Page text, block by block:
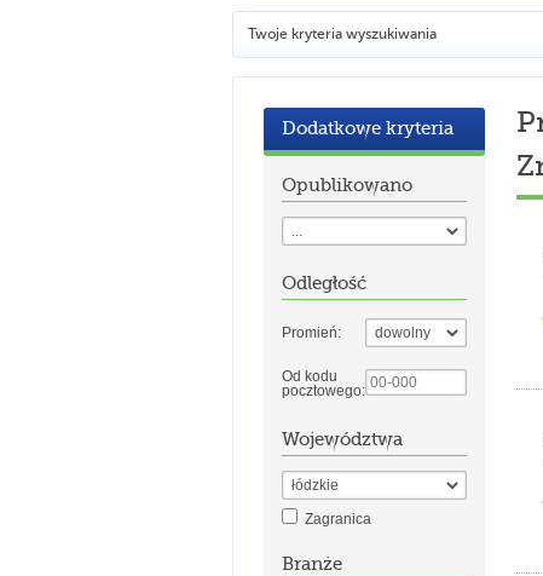
Twoje kryteria wyszukiwania
Dodatkowe kryteria
Opublikowano
Odległość
Promień:
Od kodu
pocztowego:
Województwa
Zagranica
Branże